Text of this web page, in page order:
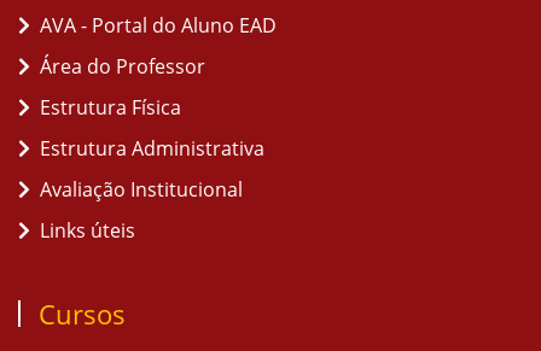
AVA - Portal do Aluno EAD
Área do Professor
Estrutura Física
Estrutura Administrativa
Avaliação Institucional
Links úteis
Cursos